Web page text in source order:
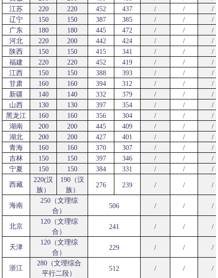
江苏
220 220 452 437 / /
/
辽宁
150 150 387 385 / /
/
广东
180 180 445 472 / /
/
河北
220 200 442 424 / /
/
陕西
150 150 415 341 / /
/
福建
220 220 452 419 / /
/
江西
150 150 388 393 / /
/
甘肃
160 160 394 312 / /
/
新疆
140 140 332 379 / /
/
山西
130 130 397 354 / /
/
黑龙江
160 160 356 304 / /
/
湖南
200 200 445 409 / /
/
湖北
200 200 427 401 / /
/
青海
160 160 370 307 / /
/
吉林
150 150 397 346 / /
/
宁夏
150 150 384 331 / / /
西藏
220(汉
族）
190（汉
族）
276 239 / / /
海南
250（文理综
合）
506 / / /
北京
120（文理综
合）
241 / / /
天津
120（文理综
合）
229 / / /
浙江
280（文理综合
平行二段）
512 / / /